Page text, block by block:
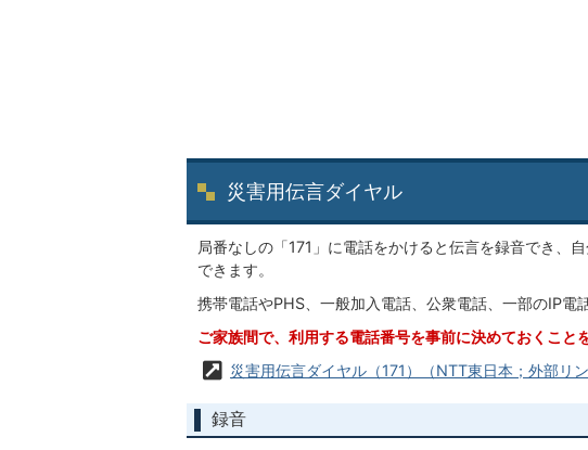
災害用伝言ダイヤル
局番なしの「171」に電話をかけると伝言を録音でき、
できます。
携帯電話やPHS、一般加入電話、公衆電話、一部のIP電
ご家族間で、利用する電話番号を事前に決めておくこと
災害用伝言ダイヤル（171）（NTT東日本；外部リン
録音